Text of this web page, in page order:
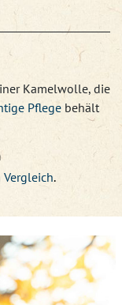
Kamelwolle, die
Pflege behält
.